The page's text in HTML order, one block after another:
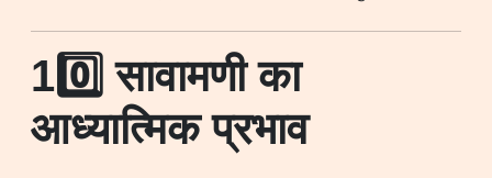
10️⃣ सावामणी का
आध्यात्मिक प्रभाव